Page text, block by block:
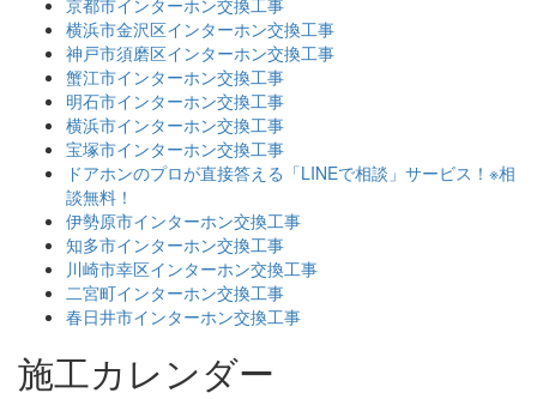
横浜市金沢区インターホン交換工事
神戸市須磨区インターホン交換工事
蟹江市インターホン交換工事
明石市インターホン交換工事
横浜市インターホン交換工事
宝塚市インターホン交換工事
ドアホンのプロが直接答える「LINEで相談」サービス！※相
談無料！
伊勢原市インターホン交換工事
知多市インターホン交換工事
川崎市幸区インターホン交換工事
二宮町インターホン交換工事
春日井市インターホン交換工事
施工カレンダー